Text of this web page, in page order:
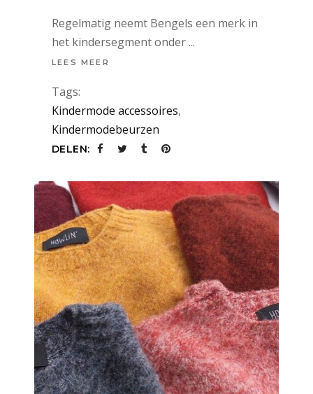
Regelmatig neemt Bengels een merk in
het kindersegment onder
LEES MEER
Tags:
Kindermode accessoires,
Kindermodebeurzen
DELEN: